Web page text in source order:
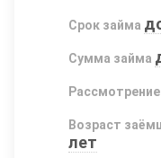
Срок займа
Сумма займа
Рассмотрение
Возраст
лет